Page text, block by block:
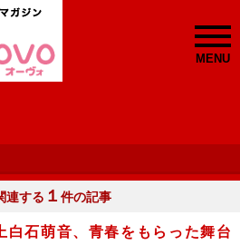
MENU
連する １ 件の記事
上白石萌音、青春をもらった舞台